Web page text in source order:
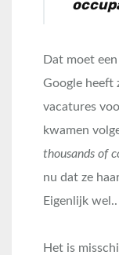
Dat moet
Google heeft
vacatures
kwamen
thousands of
nu dat ze
Eigenlijk wel..
Het is